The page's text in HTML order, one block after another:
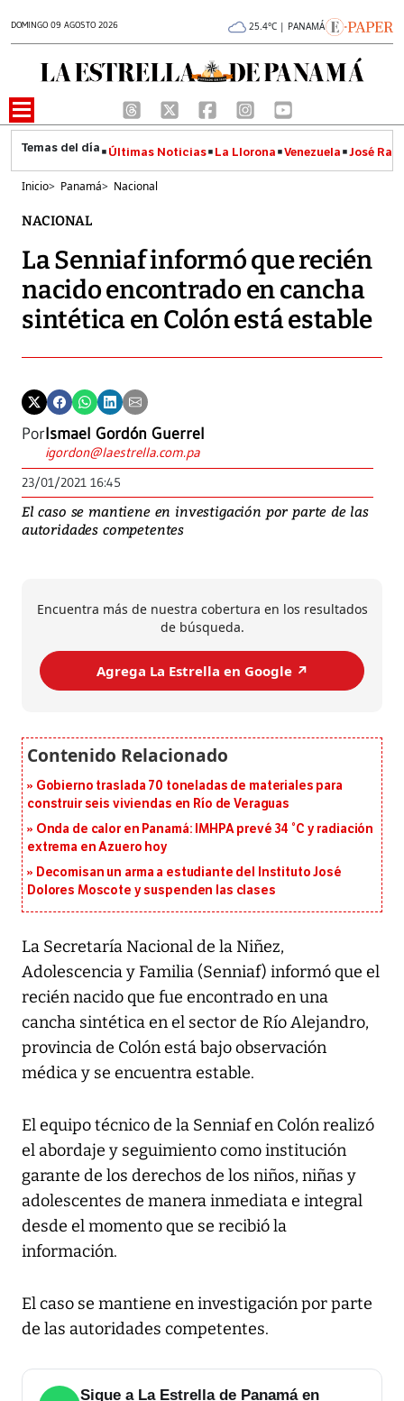
DOMINGO 09 AGOSTO 2026 25.4°C | PANAMÁ
Últimas Noticias La Llorona Venezuela José
Inicio> Panamá> Nacional
NACIONAL
La Senniaf informó que recién
nacido encontrado en cancha
sintética en Colón está estable
PorIsmael Gordón Guerrel
igordon@laestrella.com.pa
23/01/2021 16:45
El caso se mantiene en investigación por parte de las
autoridades competentes
Encuentra más de nuestra cobertura en los resultados
de búsqueda.
Agrega La Estrella en Google ↗️
Gobierno traslada 70 toneladas de materiales para
construir seis viviendas en Río de Veraguas
Onda de calor en Panamá: IMHPA prevé 34 °C y radiación
extrema en Azuero hoy
Decomisan un arma a estudiante del Instituto José
Dolores Moscote y suspenden las clases
La Secretaría Nacional de la Niñez,
Adolescencia y Familia (Senniaf) informó que el
recién nacido que fue encontrado en una
cancha sintética en el sector de Río Alejandro,
provincia de Colón está bajo observación
médica y se encuentra estable.
El equipo técnico de la Senniaf en Colón realizó
el abordaje y seguimiento como institución
garante de los derechos de los niños, niñas y
adolescentes de manera inmediata e integral
desde el momento que se recibió la
información.
El caso se mantiene en investigación por parte
de las autoridades competentes.
Sigue a La Estrella de Panamá en